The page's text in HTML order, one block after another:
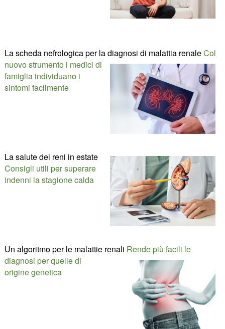
La scheda nefrologica per la diagnosi di malattia renaleCol
nuovo strumento i medici di
famiglia individuano i
sintomi facilmente
La salute dei reni in estate
Consigli utili per superare
indenni la stagione calda
Un algoritmo per le malattie renali Rende più facili le
diagnosi per quelle di
origine genetica